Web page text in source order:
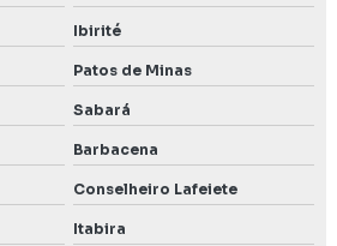
consultoria
Contagem MG
empresas
industrial
Ibirité
Patos de Minas
Sabará
Barbacena
Conselheiro Lafeiete
Itabira